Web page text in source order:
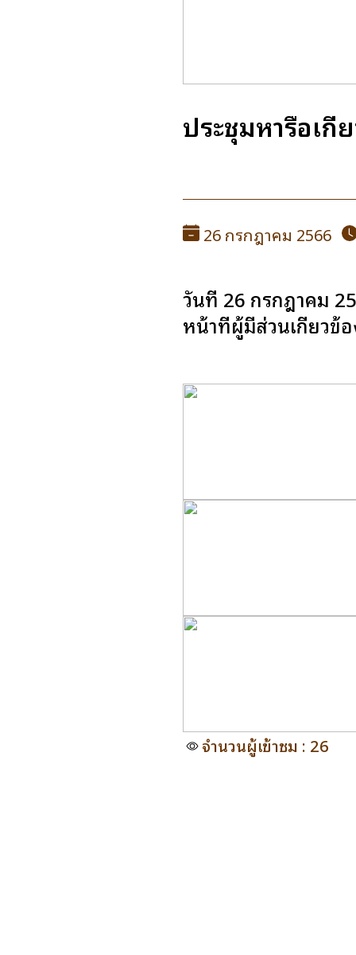
ประชุมหารือเ
26 กรกฎาคม 2566
วันที่ 26 กรกฎาคม
หน้าที่ผู้มีส่วนเกี่ยวข้
จำนวนผู้เข้าชม : 26